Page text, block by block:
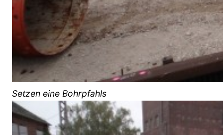
Setzen eine Bohrpfahls